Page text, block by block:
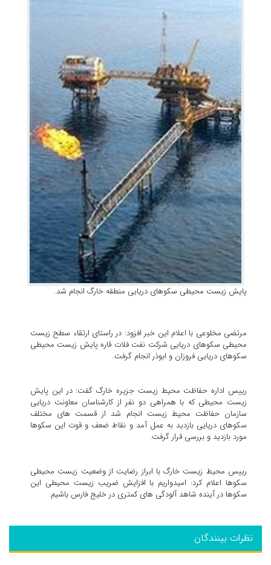
پایش زیست محیطی سکوهای دریایی منطقه خارگ انجام شد.
مرتضی مخلوعی با اعلام این خبر افزود: در راستای ارتقاء سطح زیست
محیطی سکوهای دریایی شرکت نفت فلات قاره پایش زیست محیطی
سکوهای دریایی فروزان و ابوذر انجام گرفت.
رییس اداره حفاظت محیط زیست جزیره خارگ گفت: در این پایش
زیست محیطی که با همراهی دو نفر از کارشناسان معاونت دریایی
سازمان حفاظت محیط زیست انجام شد از قسمت های مختلف
سکوهای دریایی بازدید به عمل آمد و نقاط ضعف و قوت این سکوها
مورد بازدید و بررسی قرار گرفت.
رییس محیط زیست خارگ با ابراز رضایت از وضعیت زیست محیطی
سکوها اعلام کرد: امیدواریم با افزایش ضریب زیست محیطی این
سکوها در آینده شاهد آلودگی های کمتری در خلیج فارس باشیم.
نظرات بینندگان